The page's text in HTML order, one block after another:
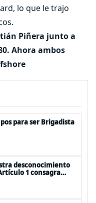
lo que le trajo
Piñera junto a
Ahora ambos
para ser Brigadista
desconocimiento
1 consagra
nacional y